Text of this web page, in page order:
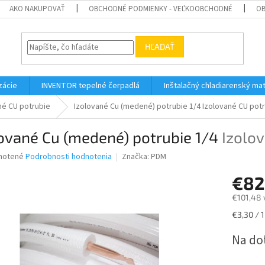
AKO NAKUPOVAŤ OBCHODNÉ PODMIENKY - VEĽKOOBCHODNÉ
HĽADAŤ
INVENTOR tepelné čerpadlá Inštalačný chladiarenský
CU potrubie Izolované Cu (medené) potrubie 1/4Izolované CU
Cu (medené) potrubie 1/4
Podrobnosti hodnotenia Značka: PDM
€101,48
€3,30 /
Na